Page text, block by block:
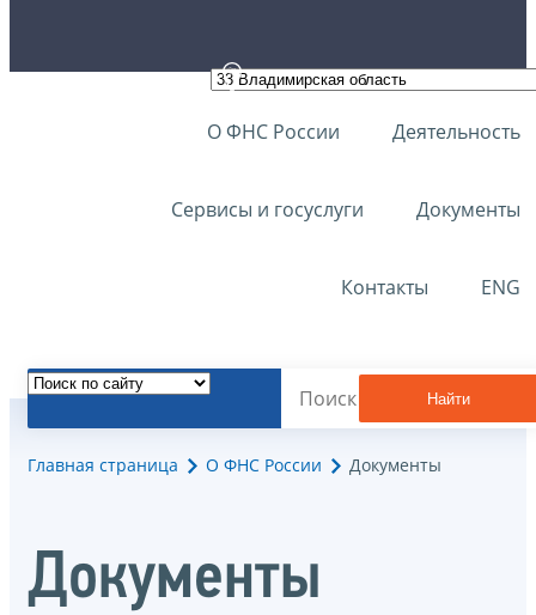
О ФНС России Деятельность
Сервисы и госуслуги Документы
Контакты ENG
Найти
Главная страница О ФНС России Документы
Документы